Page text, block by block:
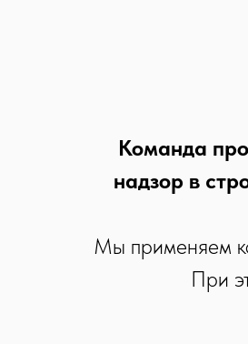
Команда
надзор в
Мы применяем
При